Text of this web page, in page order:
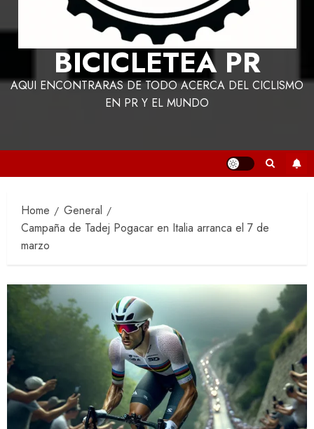
BICICLETEA PR
AQUI ENCONTRARAS DE TODO ACERCA DEL CICLISMO
EN PR Y EL MUNDO
Home
General
Campaña de Tadej Pogacar en Italia arranca el 7 de
marzo